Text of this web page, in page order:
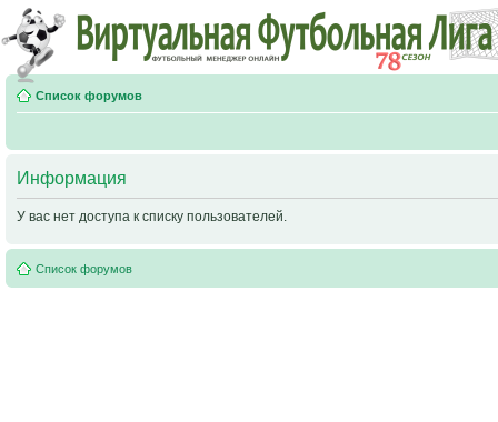
Список форумов
Информация
У вас нет доступа к списку пользователей.
Список форумов